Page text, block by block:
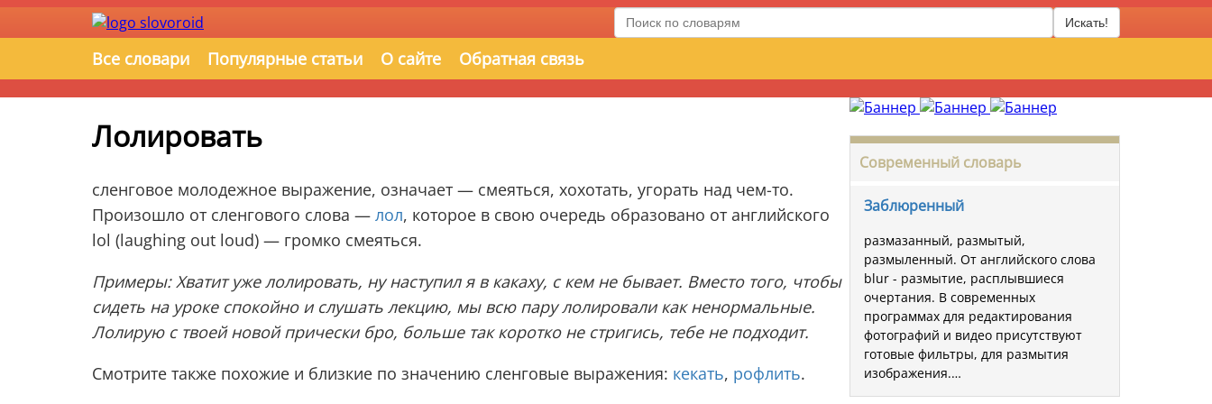
Искать!
Все словари Популярные статьи О сайте Обратная связь
Лолировать
сленговое молодежное выражение, означает — смеяться, хохотать, угорать над чем-то.
Произошло от сленгового слова — лол, которое в свою очередь образовано от английского
lol (laughing out loud) — громко смеяться.
Примеры: Хватит уже лолировать, ну наступил я в какаху, с кем не бывает. Вместо того, чтобы
сидеть на уроке спокойно и слушать лекцию, мы всю пару лолировали как ненормальные.
Лолирую с твоей новой прически бро, больше так коротко не стригись, тебе не подходит.
Смотрите также похожие и близкие по значению сленговые выражения: кекать, рофлить.
Современный словарь
Заблюренный
размазанный, размытый,
размыленный. От английского слова
blur - размытие, расплывшиеся
очертания. В современных
программах для редактирования
фотографий и видео присутствуют
готовые фильтры, для размытия
изображения.…